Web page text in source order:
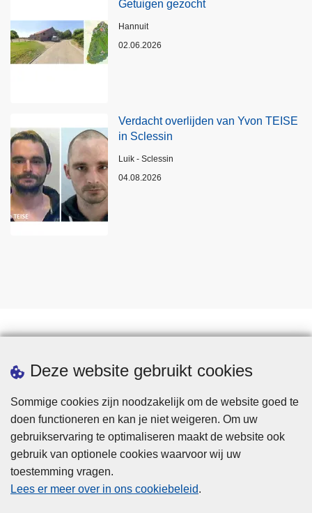
Deze website gebruikt cookies
Sommige cookies zijn noodzakelijk om de website goed te
doen functioneren en kan je niet weigeren. Om uw
gebruikservaring te optimaliseren maakt de website ook
gebruik van optionele cookies waarvoor wij uw
toestemming vragen.
Lees er meer over in ons cookiebeleid.
Getuigen gezocht
Plaats
Hannuit
02.06.2026
Verdacht overlijden van Yvon TEISE
in Sclessin
Plaats
Luik - Sclessin
04.08.2026
Privacy